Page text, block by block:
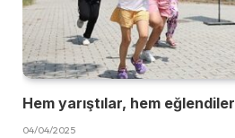
Hem yarıştılar, hem eğlendiler
04/04/2025